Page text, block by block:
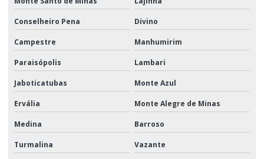
Conselheiro Pena Divino
Campestre Manhumirim
Paraisópolis Lambari
Jaboticatubas Monte Azul
Ervália Monte Alegre de Minas
Medina Barroso
Turmalina Vazante